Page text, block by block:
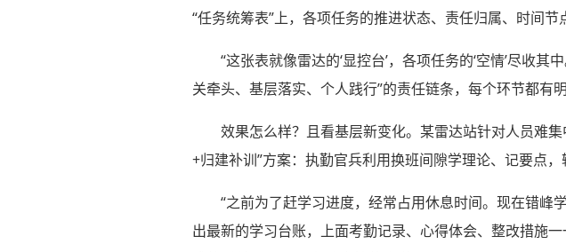
“任务统筹表”上，各项任务的推进状态、责任归属、时间节
“这张表就像雷达的‘显控台’，各项任务的‘空情’尽收
关牵头、基层落实、个人践行”的责任链条，每个环节都有
效果怎么样？且看基层新变化。某雷达站针对人员难
+归建补训”方案：执勤官兵利用换班间隙学理论、记要点
“之前为了赶学习进度，经常占用休息时间。现在错峰
出最新的学习台账，上面考勤记录、心得体会、整改措施